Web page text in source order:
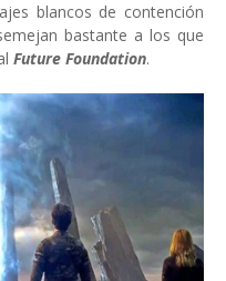
blancos de contención
bastante a los que
Future Foundation.